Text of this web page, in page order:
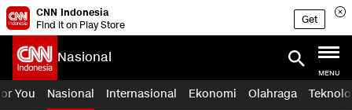
CNN Indonesia
Find it on Play Store
Get
Nasional
MENU
You Nasional Internasional Ekonomi Olahraga